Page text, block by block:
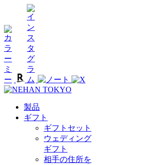
製品
ギフト
ギフトセット
ウェディング
ギフト
相手の住所を